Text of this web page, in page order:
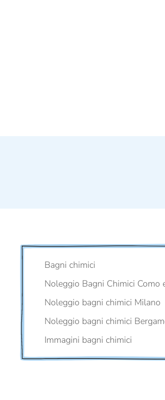
Bagni chimici
Noleggio Bagni Chimici Como
Noleggio bagni chimici Milano
Noleggio bagni chimici
Immagini bagni chimici